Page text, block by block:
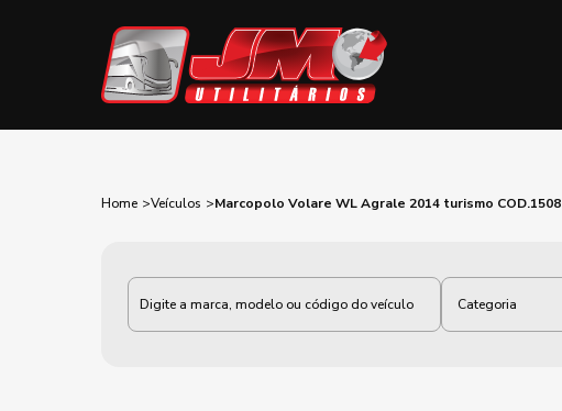
Home Veículos Marcopolo Volare WL Agrale 2014 turismo COD.1508
Categoria